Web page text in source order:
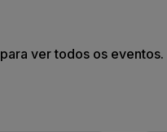
ver todos os eventos.